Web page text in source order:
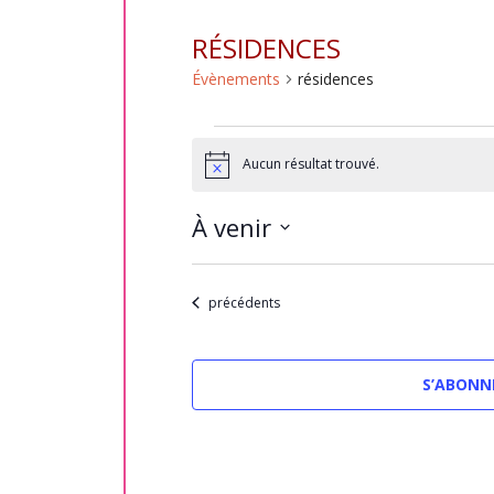
RÉSIDENCES
Évènements résidences
Évènements
NoticeAucun résultat trouvé.
À venir
Sélectionnez
date.
Évènements
précédents